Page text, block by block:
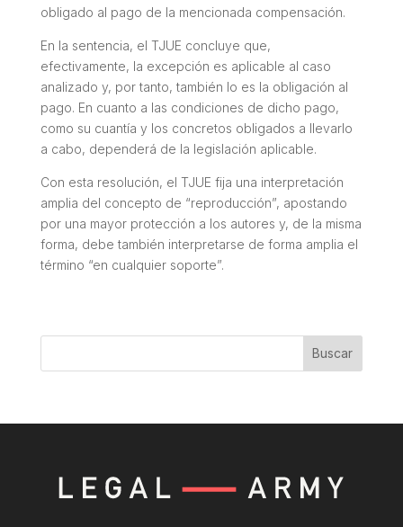
obligado al pago de la mencionada compensación.
En la sentencia, el TJUE concluye que,
efectivamente, la excepción es aplicable al caso
analizado y, por tanto, también lo es la obligación al
pago. En cuanto a las condiciones de dicho pago,
como su cuantía y los concretos obligados a llevarlo
a cabo, dependerá de la legislación aplicable.
Con esta resolución, el TJUE fija una interpretación
amplia del concepto de “reproducción”, apostando
por una mayor protección a los autores y, de la misma
forma, debe también interpretarse de forma amplia el
término “en cualquier soporte”.
Buscar